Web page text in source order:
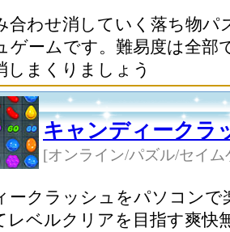
合わせ消していく落ち物パ
ゲームです。難易度は全部
しまくりましょう
キャンディークラ
[オンライン/パズル/セイム
ークラッシュをパソコンで
レベルクリアを目指す爽快